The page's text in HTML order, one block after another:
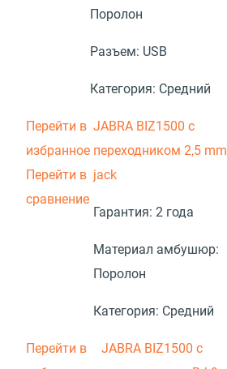
Поролон
Разъем: USB
Категория: Средний
Перейти в
избранное
Перейти в
сравнение
JABRA BIZ1500 с
переходником 2,5 mm
jack
Гарантия: 2 года
Материал амбушюр:
Поролон
Категория: Средний
Перейти в
JABRA BIZ1500 с